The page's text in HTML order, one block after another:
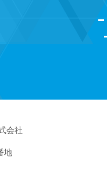
会社
地